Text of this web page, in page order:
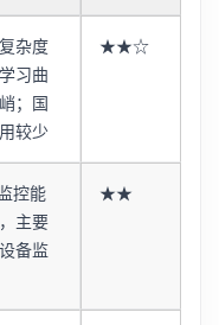
杂度
习曲
；国
较少
★★☆
控能
主要
备监
★★